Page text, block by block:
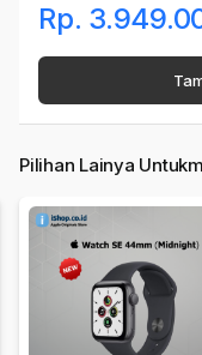
Rp.
Pilihan Lainya